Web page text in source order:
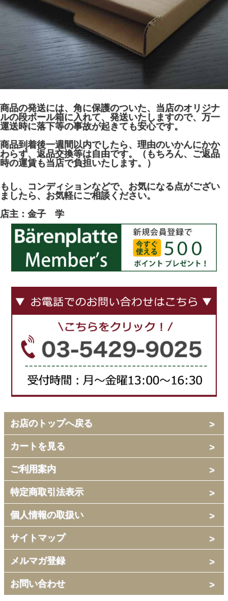
商品の発送には、角に保護のついた、当店のオリジナ
ルの段ボール箱に入れて、発送いたしますので、万一
運送時に落下等の事故が起きても安心です。
商品到着後一週間以内でしたら、理由のいかんにかか
わらず、返品交換等は自由です。（もちろん、ご返品
時の運賃も当店で負担いたします。）
もし、コンディションなどで、お気になる点がござい
ましたら、お気軽にご相談ください。
店主：金子 学
お店のトップへ戻る
カートを見る
ご利用案内
特定商取引法表示
個人情報の取扱い
サイトマップ
メルマガ登録
お問い合わせ